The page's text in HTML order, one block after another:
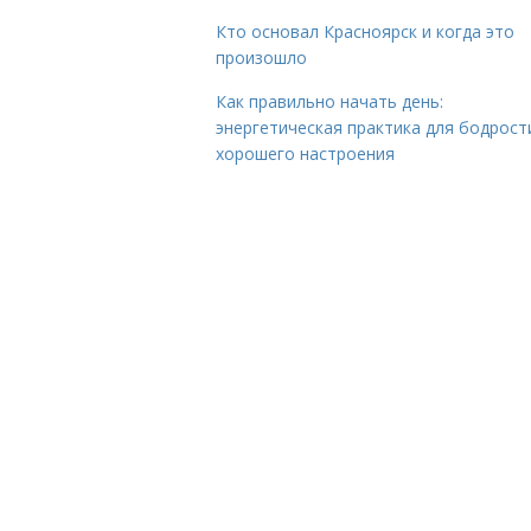
Кто основал Красноярск и когда это
произошло
Как правильно начать день:
энергетическая практика для
хорошего настроения